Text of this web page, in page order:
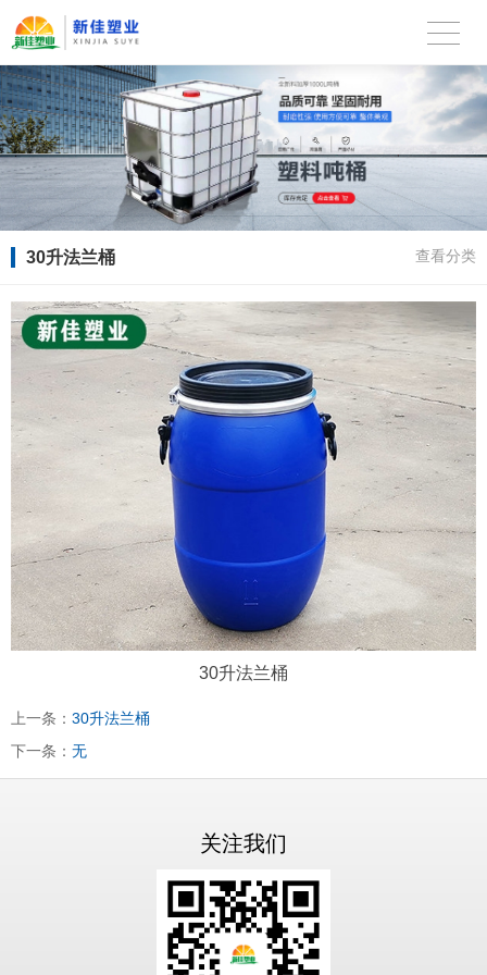
30升法兰桶 查看分类
30升法兰桶
上一条： 30升法兰桶
下一条： 无
关注我们